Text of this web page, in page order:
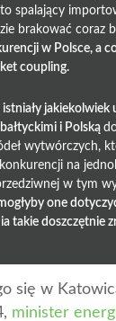
spalający
brakować coraz
w Polsce, a
coupling.
jakiekolwiek
i Polską
wytwórczych,
na
w tym
one
takie doszczętnie
się w
minister